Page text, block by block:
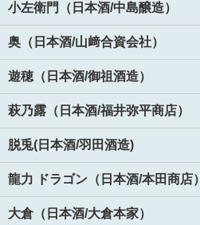
小左衛門（日本酒/中島醸造）
奥（日本酒/山﨑合資会社）
遊穂（日本酒/御祖酒造）
萩乃露（日本酒/福井弥平商店）
脱兎(日本酒/羽田酒造)
龍力 ドラゴン（日本酒/本田商店）
大倉（日本酒/大倉本家）